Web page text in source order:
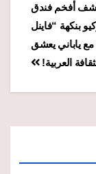
أفخم فندق
بنكهة “فاينل
مع ياباني يعشق
العربية!